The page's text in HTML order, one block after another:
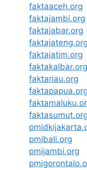
faktaaceh.org
faktajambi.org
faktajabar.org
faktajateng.org
faktajatim.org
faktakalbar.org
faktariau.org
faktapapua.org
faktasumut.org
pmibali.org
pmijambi.org